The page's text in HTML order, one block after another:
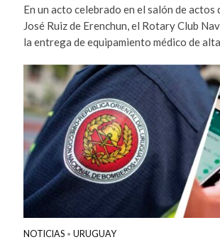
En un acto celebrado en el salón de actos
José Ruiz de Erenchun, el Rotary Club
la entrega de equipamiento médico de
NOTICIAS • URUGUAY